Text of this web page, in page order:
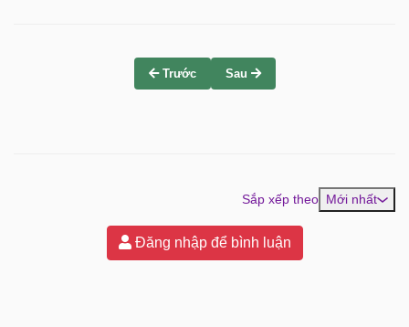
Trước Sau
Sắp xếp theo Mới nhất
Đăng nhập để bình luận